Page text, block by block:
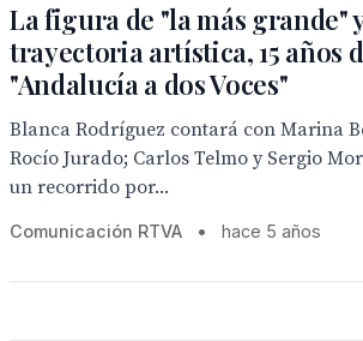
La figura de "la más grande"
trayectoria artística, 15 años
"Andalucía a dos Voces"
Blanca Rodríguez contará con Marina
Rocío Jurado; Carlos Telmo y Sergio
un recorrido por...
Comunicación RTVA • hace 5 años